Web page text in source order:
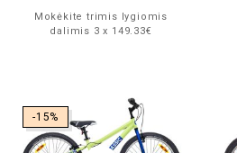
Mokėkite trimis lygiomis
dalimis 3 x 149.33€
-15%